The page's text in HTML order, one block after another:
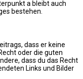
a bleibt auch
bestehen.
dass er keine
oder die guten
dass du das Recht
Links und Bilder